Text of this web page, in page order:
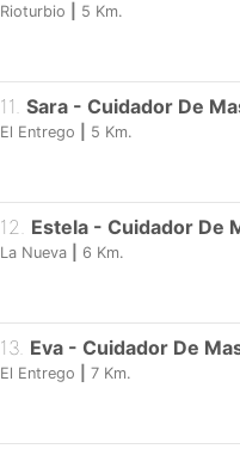
Rioturbio 5 Km.
11 Sara - Cuidador De
El Entrego 5 Km.
12 Estela - Cuidador De
La Nueva 6 Km.
13. Eva - Cuidador De
El Entrego 7 Km.